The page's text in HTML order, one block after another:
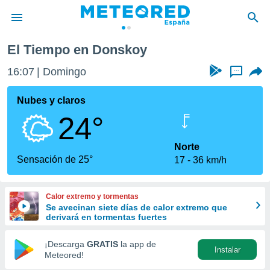
de
por
que se
calidad.
a este
las
y
forma
digital
basada
El Tiempo en Donskoy
16:07 Domingo ...
Nubes y claros
24°
Sensación de 25°
Norte
17
36 km/h
Calor extremo y tormentas
Se avecinan siete días de calor extremo que
derivará en tormentas fuertes
¡Descarga GRATIS la app de
Meteored!
Instalar